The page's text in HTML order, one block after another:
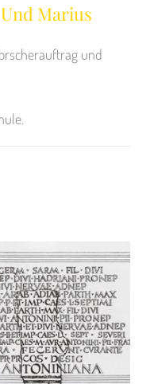
Marius
und